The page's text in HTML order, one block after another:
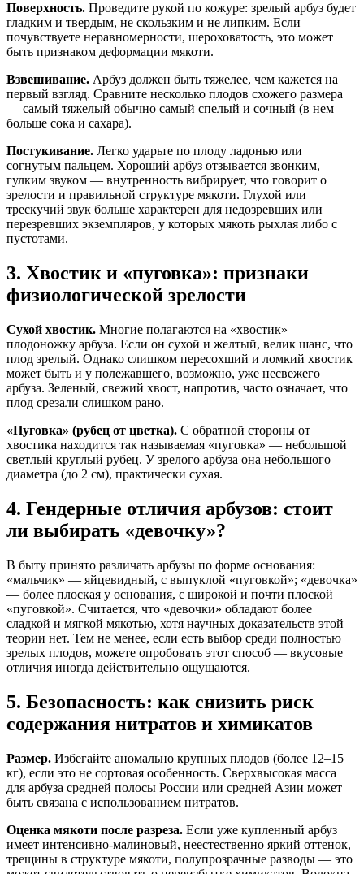
Поверхность. Проведите рукой по кожуре: зрелый арбуз будет
гладким и твердым, не скользким и не липким. Если
почувствуете неравномерности, шероховатость, это может
быть признаком деформации мякоти.
Взвешивание. Арбуз должен быть тяжелее, чем кажется на
первый взгляд. Сравните несколько плодов схожего размера
— самый тяжелый обычно самый спелый и сочный (в нем
больше сока и сахара).
Постукивание. Легко ударьте по плоду ладонью или
согнутым пальцем. Хороший арбуз отзывается звонким,
гулким звуком — внутренность вибрирует, что говорит о
зрелости и правильной структуре мякоти. Глухой или
трескучий звук больше характерен для недозревших или
перезревших экземпляров, у которых мякоть рыхлая либо с
пустотами.
3. Хвостик и «пуговка»: признаки
физиологической зрелости
Сухой хвостик. Многие полагаются на «хвостик» —
плодоножку арбуза. Если он сухой и желтый, велик шанс, что
плод зрелый. Однако слишком пересохший и ломкий хвостик
может быть и у полежавшего, возможно, уже несвежего
арбуза. Зеленый, свежий хвост, напротив, часто означает, что
плод срезали слишком рано.
«Пуговка» (рубец от цветка). С обратной стороны от
хвостика находится так называемая «пуговка» — небольшой
светлый круглый рубец. У зрелого арбуза она небольшого
диаметра (до 2 см), практически сухая.
4. Гендерные отличия арбузов: стоит
ли выбирать «девочку»?
В быту принято различать арбузы по форме основания:
«мальчик» — яйцевидный, с выпуклой «пуговкой»; «девочка»
— более плоская у основания, с широкой и почти плоской
«пуговкой». Считается, что «девочки» обладают более
сладкой и мягкой мякотью, хотя научных доказательств этой
теории нет. Тем не менее, если есть выбор среди полностью
зрелых плодов, можете опробовать этот способ — вкусовые
отличия иногда действительно ощущаются.
5. Безопасность: как снизить риск
содержания нитратов и химикатов
Размер. Избегайте аномально крупных плодов (более 12–15
кг), если это не сортовая особенность. Сверхвысокая масса
для арбуза средней полосы России или средней Азии может
быть связана с использованием нитратов.
Оценка мякоти после разреза. Если уже купленный арбуз
имеет интенсивно-малиновый, неестественно яркий оттенок,
трещины в структуре мякоти, полупрозрачные разводы — это